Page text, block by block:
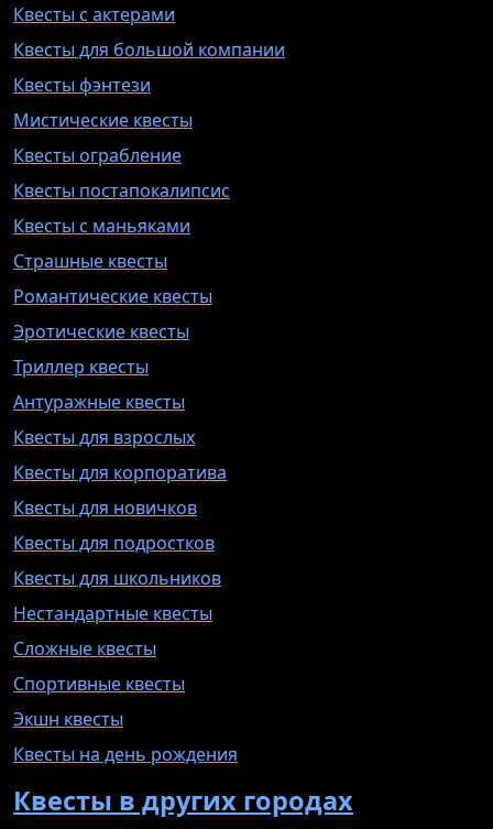
Квесты с актерами
Квесты для большой компании
Квесты фэнтези
Мистические квесты
Квесты ограбление
Квесты постапокалипсис
Квесты с маньяками
Страшные квесты
Романтические квесты
Эротические квесты
Триллер квесты
Антуражные квесты
Квесты для взрослых
Квесты для корпоратива
Квесты для новичков
Квесты для подростков
Квесты для школьников
Нестандартные квесты
Сложные квесты
Спортивные квесты
Экшн квесты
Квесты на день рождения
Квесты в других городах